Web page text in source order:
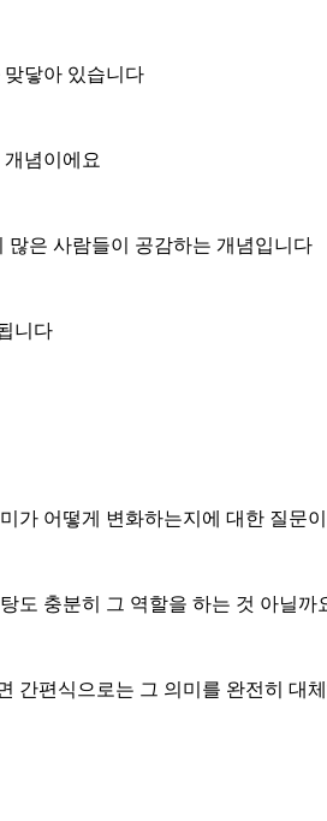
닿아 있습니다
념이에요
많은 사람들이 공감하는 개념입니다
니다
가 어떻게 변화하는지에 대한 질문
도 충분히 그 역할을 하는 것 아닐까
간편식으로는 그 의미를 완전히 대